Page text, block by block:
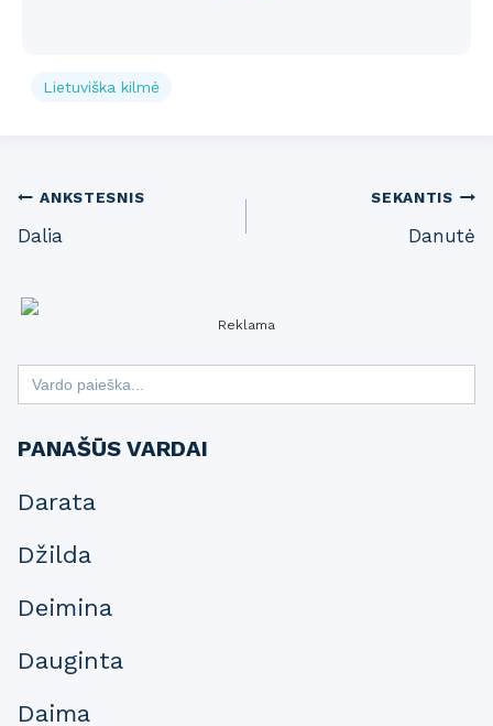
Lietuviška kilmė
Post
navigation
ANKSTESNIS
Dalia
SEKANTIS
Danutė
Reklama
Search
for:
PANAŠŪS VARDAI
Darata
Džilda
Deimina
Dauginta
Daima